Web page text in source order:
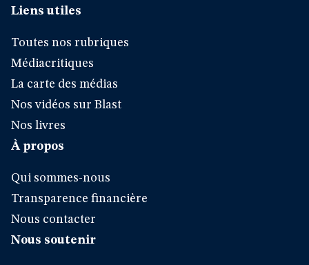
Liens utiles
Toutes nos rubriques
Médiacritiques
La carte des médias
Nos vidéos sur Blast
Nos livres
À propos
Qui sommes-nous
Transparence financière
Nous contacter
Nous soutenir